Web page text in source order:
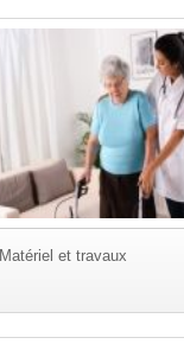
Matériel et travaux